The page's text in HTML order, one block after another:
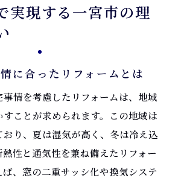
実現する一宮市の理
に合ったリフォームとは
情を考慮したリフォームは、地域
ことが求められます。この地域は
り、夏は湿気が高く、冬は冷え込
性と通気性を兼ね備えたリフォー
、窓の二重サッシ化や換気システ